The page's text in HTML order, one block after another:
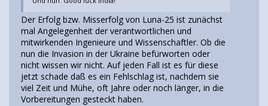
Der Erfolg bzw. Misserfolg von Luna-25 ist zunächst
mal Angelegenheit der verantwortlichen und
mitwirkenden Ingenieure und Wissenschaftler. Ob die
nun die Invasion in der Ukraine befürworten oder
nicht wissen wir nicht. Auf jeden Fall ist es für diese
jetzt schade daß es ein Fehlschlag ist, nachdem sie
viel Zeit und Mühe, oft Jahre oder noch länger, in die
Vorbereitungen gesteckt haben.